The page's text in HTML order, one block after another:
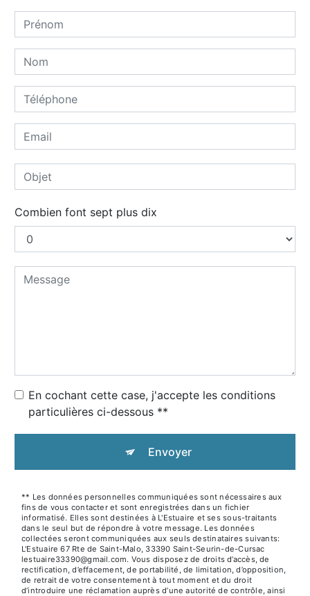
Combien font sept plus dix
En cochant cette case, j'accepte les conditions
particulières ci-dessous **
Envoyer
** Les données personnelles communiquées sont nécessaires aux
fins de vous contacter et sont enregistrées dans un fichier
informatisé. Elles sont destinées à L'Estuaire et ses sous-traitants
dans le seul but de répondre à votre message. Les données
collectées seront communiquées aux seuls destinataires suivants:
L'Estuaire 67 Rte de Saint-Malo, 33390 Saint-Seurin-de-Cursac
lestuaire33390@gmail.com. Vous disposez de droits d’accès, de
rectification, d’effacement, de portabilité, de limitation, d’opposition,
de retrait de votre consentement à tout moment et du droit
d’introduire une réclamation auprès d’une autorité de contrôle, ainsi